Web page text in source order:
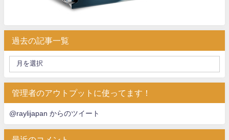
過去の記事一覧
管理者のアウトプットに使ってます！
@raylijapan からのツイート